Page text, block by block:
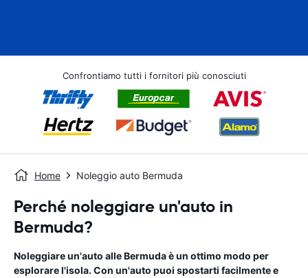
Confrontiamo tutti i fornitori più conosciuti
Home Noleggio auto Bermuda
Perché noleggiare un'auto in
Bermuda?
Noleggiare un'auto alle Bermuda è un ottimo modo per
esplorare l'isola. Con un'auto puoi spostarti facilmente e